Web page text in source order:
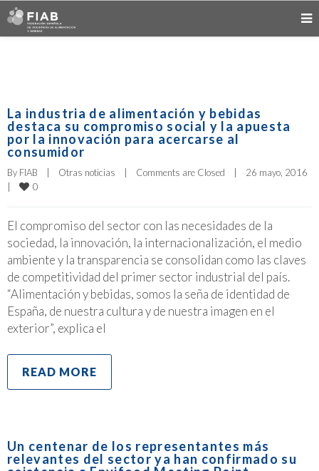
La industria de alimentación y bebidas
destaca su compromiso social y la apuesta
por la innovación para acercarse al
consumidor
By FIAB Otras noticias Comments are Closed
0
El compromiso del sector con las necesidades de la
sociedad, la innovación, la internacionalización, el medio
ambiente y la transparencia se consolidan como las claves
de competitividad del primer sector industrial del país.
“Alimentación y bebidas, somos la seña de identidad de
España, de nuestra cultura y de nuestra imagen en el
exterior”, explica el
READ MORE
Un centenar de los representantes más
relevantes del sector ya han confirmado su